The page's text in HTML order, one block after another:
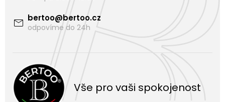
bertoo@bertoo.cz
Vše pro vaši spokojenost